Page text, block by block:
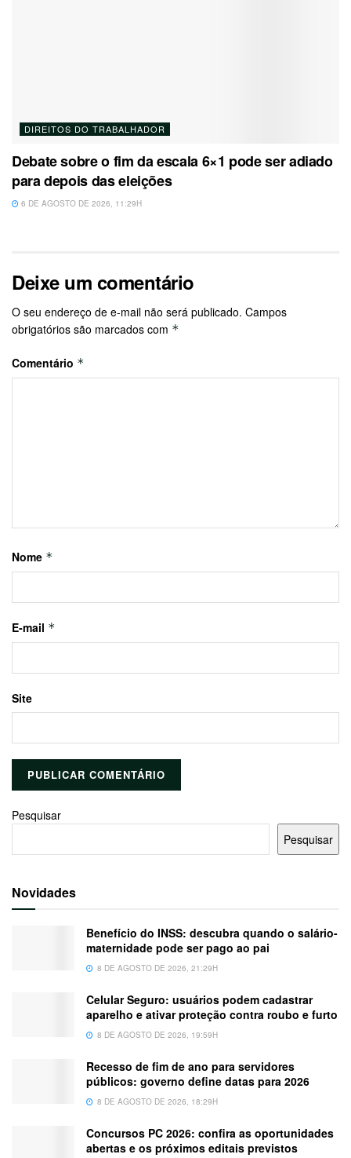
DIREITOS DO TRABALHADOR
Debate sobre o fim da escala 6×1 pode ser adiado
para depois das eleições
6 DE AGOSTO DE 2026, 11:29H
Deixe um comentário
O seu endereço de e-mail não será publicado. Campos
obrigatórios são marcados com *
Comentário *
Nome *
E-mail *
Site
Pesquisar
Pesquisar
Novidades
Benefício do INSS: descubra quando o salário-
maternidade pode ser pago ao pai
8 DE AGOSTO DE 2026, 21:29H
Celular Seguro: usuários podem cadastrar
aparelho e ativar proteção contra roubo e furto
8 DE AGOSTO DE 2026, 19:59H
Recesso de fim de ano para servidores
públicos: governo define datas para 2026
8 DE AGOSTO DE 2026, 18:29H
Concursos PC 2026: confira as oportunidades
abertas e os próximos editais previstos